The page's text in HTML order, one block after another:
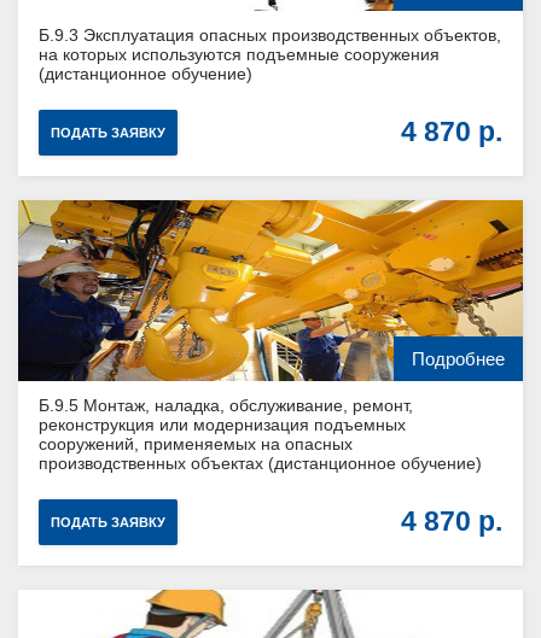
Б.9.3 Эксплуатация опасных производственных объектов,
на которых используются подъемные сооружения
(дистанционное обучение)
ПОДАТЬ ЗАЯВКУ 4 870
Подробнее
Б.9.5 Монтаж, наладка, обслуживание, ремонт,
реконструкция или модернизация подъемных
сооружений, применяемых на опасных
производственных объектах (дистанционное обучение)
ПОДАТЬ ЗАЯВКУ 4 870